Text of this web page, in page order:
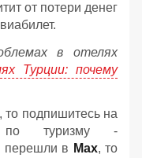
от потери денег
в отелях
Турции: почему
то подпишитесь на
по туризму -
перешли в Мах, то